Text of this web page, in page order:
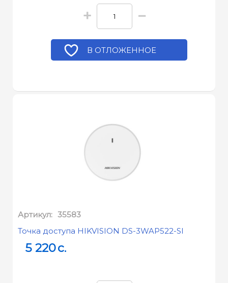
+ −
В ОТЛОЖЕННОЕ
Артикул: 35583
Точка доступа HIKVISION DS-3WAP522-SI
5 220c.